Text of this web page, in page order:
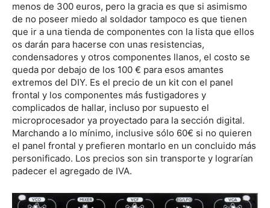
menos de 300 euros, pero la gracia es que si asimismo
de no poseer miedo al soldador tampoco es que tienen
que ir a una tienda de componentes con la lista que ellos
os darán para hacerse con unas resistencias,
condensadores y otros componentes llanos, el costo se
queda por debajo de los 100 € para esos amantes
extremos del DIY. Es el precio de un kit con el panel
frontal y los componentes más fustigadores y
complicados de hallar, incluso por supuesto el
microprocesador ya proyectado para la sección digital.
Marchando a lo mínimo, inclusive sólo 60€ si no quieren
el panel frontal y prefieren montarlo en un concluido más
personificado. Los precios son sin transporte y lograrían
padecer el agregado de IVA.